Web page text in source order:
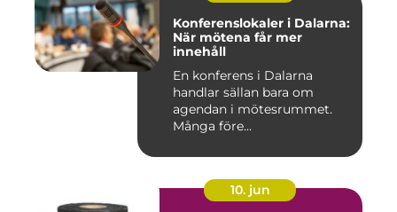
Konferenslokaler i Dalarna:
När mötena får mer
innehåll
En konferens i Dalarna
handlar sällan bara om
agendan i mötesrummet.
Många före...
10. jun